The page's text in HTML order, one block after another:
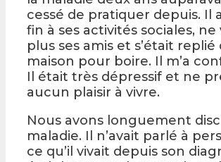
cessé de pratiquer depuis. Il
fin à ses activités sociales, ne
plus ses amis et s’était replié
maison pour boire. Il m’a
Il était très dépressif et ne
aucun plaisir à vivre.
Nous avons longuement
maladie. Il n’avait parlé à
ce qu’il vivait depuis son